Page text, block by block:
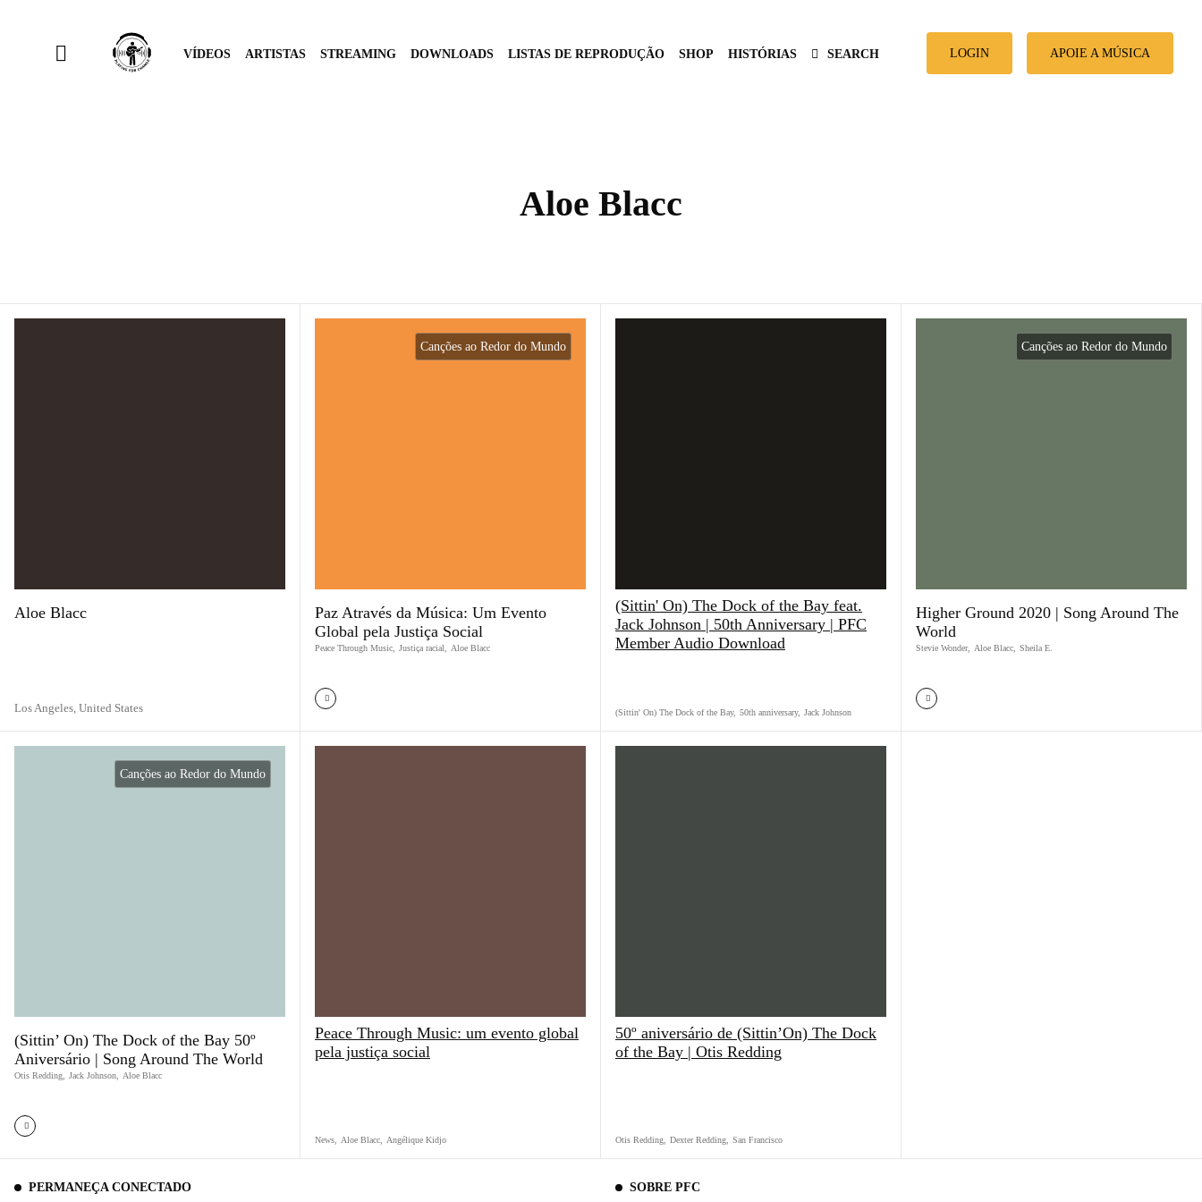
VÍDEOS ARTISTAS STREAMING DOWNLOADS LISTAS DE REPRODUÇÃO SHOP HISTÓRIAS SEARCH LOGIN APOIE A MÚSICA
Aloe Blacc
Aloe Blacc
Los Angeles, United States
Canções ao Redor do Mundo
Paz Através da Música: Um Evento
Global pela Justiça Social
Peace Through Music Justiça racial Aloe Blacc
(Sittin' On) The Dock of the Bay feat.
Jack Johnson | 50th Anniversary | PFC
Member Audio Download
(Sittin' On) The Dock of the Bay, 50th anniversary, Jack Johnson
Canções ao Redor do Mundo
Higher Ground 2020 | Song Around The
World
Stevie Wonder, Aloe Blacc Sheila E.
Canções ao Redor do Mundo
(Sittin’ On) The Dock of the Bay 50º
Aniversário | Song Around The World
Otis Redding Jack Johnson Aloe Blacc
Peace Through Music: um evento global
pela justiça social
News Aloe Blacc Angélique Kidjo
50º aniversário de (Sittin’On) The Dock
of the Bay | Otis Redding
Otis Redding Dexter Redding San Francisco
PERMANEÇA CONECTADO SOBRE PFC